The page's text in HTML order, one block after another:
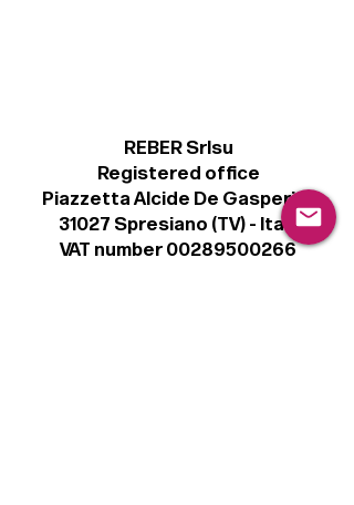
REBER Srlsu
Registered office
Piazzetta Alcide De Gasperi, 3
31027 Spresiano (TV) - Italy
VAT number 00289500266